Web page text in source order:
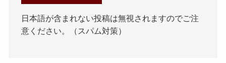
日本語が含まれない投稿は無視されますのでご注
意ください。（スパム対策）